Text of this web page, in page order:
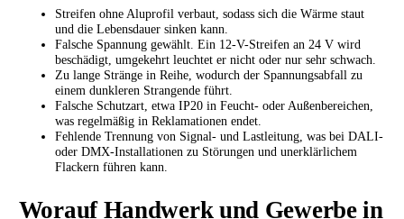
Streifen ohne Aluprofil verbaut, sodass sich die Wärme staut
und die Lebensdauer sinken kann.
Falsche Spannung gewählt. Ein 12-V-Streifen an 24 V wird
beschädigt, umgekehrt leuchtet er nicht oder nur sehr schwach.
Zu lange Stränge in Reihe, wodurch der Spannungsabfall zu
einem dunkleren Strangende führt.
Falsche Schutzart, etwa IP20 in Feucht- oder Außenbereichen,
was regelmäßig in Reklamationen endet.
Fehlende Trennung von Signal- und Lastleitung, was bei DALI-
oder DMX-Installationen zu Störungen und unerklärlichem
Flackern führen kann.
Worauf Handwerk und Gewerbe in